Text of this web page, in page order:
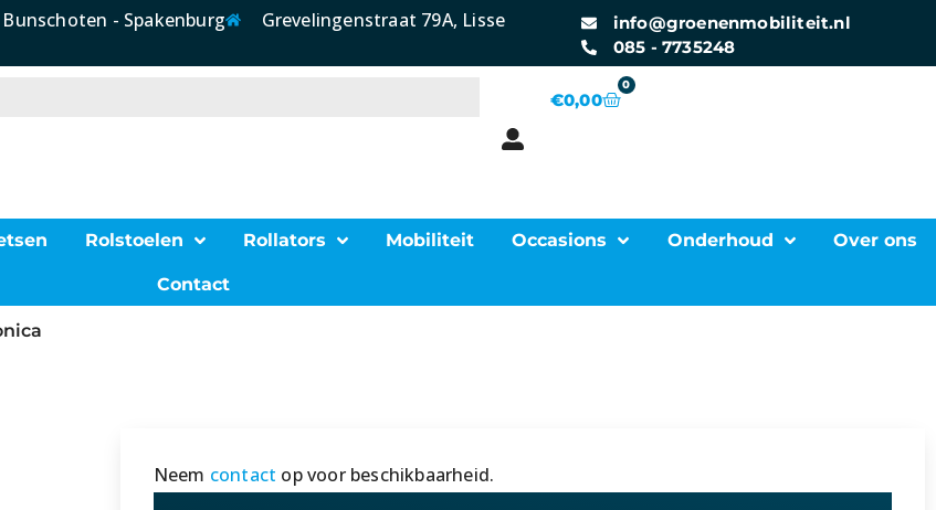
- Spakenburg
Grevelingenstraat 79A, Lisse
info@groenenmobiliteit.nl
085 - 7735248
€0,00
0
Rolstoelen Rollators Mobiliteit Occasions Onderhoud Over ons
Contact
Neem contact op voor beschikbaarheid.